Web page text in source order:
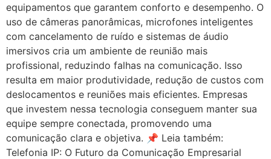
equipamentos que garantem conforto e desempenho. O
uso de câmeras panorâmicas, microfones inteligentes
com cancelamento de ruído e sistemas de áudio
imersivos cria um ambiente de reunião mais
profissional, reduzindo falhas na comunicação. Isso
resulta em maior produtividade, redução de custos com
deslocamentos e reuniões mais eficientes. Empresas
que investem nessa tecnologia conseguem manter sua
equipe sempre conectada, promovendo uma
comunicação clara e objetiva. 📌 Leia também:
Telefonia IP: O Futuro da Comunicação Empresarial